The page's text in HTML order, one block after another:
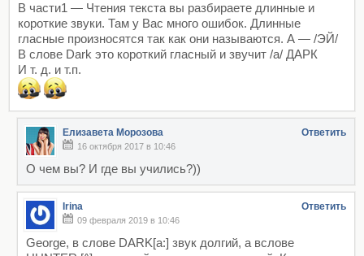
В части1 — Чтения текста вы разбираете длинные и
короткие звуки. Там у Вас много ошибок. Длинные
гласные произносятся так как они называются. A — /ЭЙ/
В слове Dark это короткий гласный и звучит /a/ ДАРК
И т. д. и т.п.
Елизавета Морозова Ответить
16 октября 2017 в 10:46
О чем вы? И где вы учились?))
Irina Ответить
09 февраля 2019 в 10:46
George, в слове DARK[a:] звук долгий, а вслове